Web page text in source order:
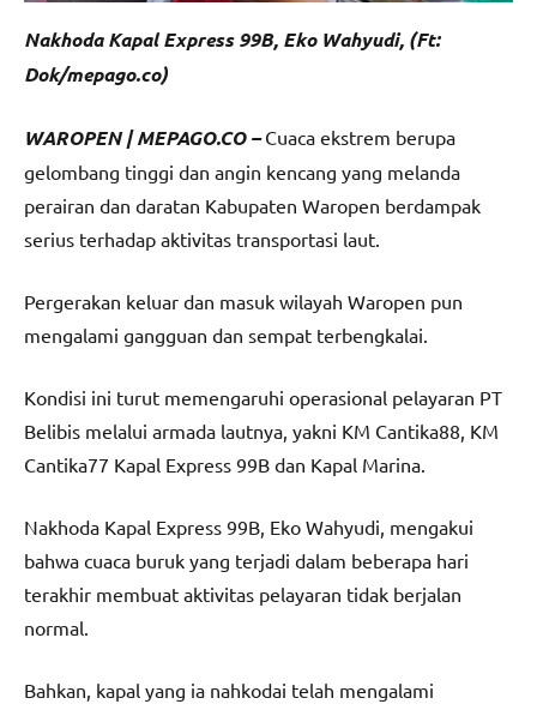
Nakhoda Kapal Express 99B, Eko Wahyudi, (Ft:
Dok/mepago.co)
WAROPEN | MEPAGO.CO – Cuaca ekstrem berupa
gelombang tinggi dan angin kencang yang melanda
perairan dan daratan Kabupaten Waropen berdampak
serius terhadap aktivitas transportasi laut.
Pergerakan keluar dan masuk wilayah Waropen pun
mengalami gangguan dan sempat terbengkalai.
Kondisi ini turut memengaruhi operasional pelayaran PT
Belibis melalui armada lautnya, yakni KM Cantika88, KM
Cantika77 Kapal Express 99B dan Kapal Marina.
Nakhoda Kapal Express 99B, Eko Wahyudi, mengakui
bahwa cuaca buruk yang terjadi dalam beberapa hari
terakhir membuat aktivitas pelayaran tidak berjalan
normal.
Bahkan, kapal yang ia nahkodai telah mengalami